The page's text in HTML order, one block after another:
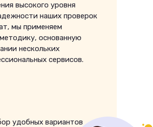
высокого уровня
наших проверок
мы применяем
основанную
нескольких
сервисов.
удобных вариантов